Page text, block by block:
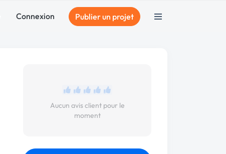
Connexion Publier un projet
Aucun avis client pour le
moment